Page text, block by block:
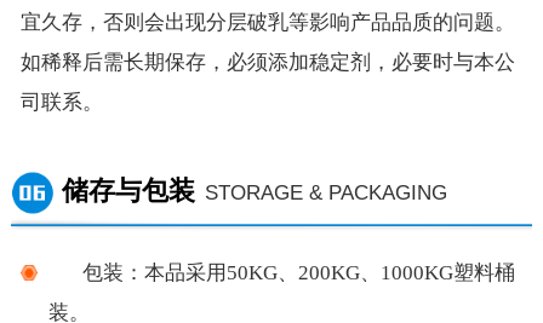
宜久存，否则会出现分层破乳等影响产品品质的问题。
如稀释后需长期保存，必须添加稳定剂，必要时与本公
司联系。
储存与包装 STORAGE & PACKAGING
包装： 本品采用 50KG、 200KG、1000KG塑料桶
装。